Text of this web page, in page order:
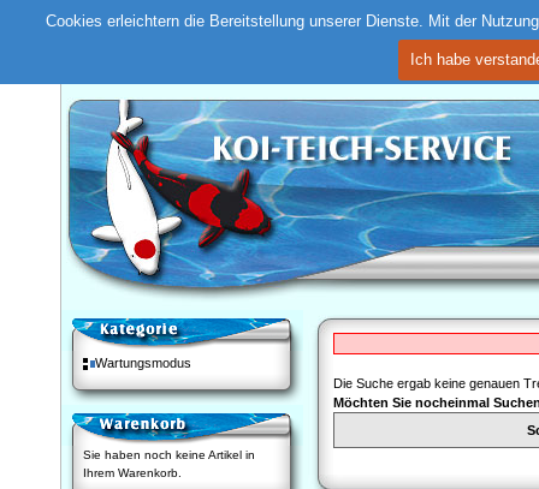
Cookies erleichtern die Bereitstellung unserer Dienste. Mit der
Ich habe
Wartungsmodus
Sie haben noch keine Artikel in
Ihrem Warenkorb.
Die Suche ergab keine genauen
Möchten Sie nocheinmal